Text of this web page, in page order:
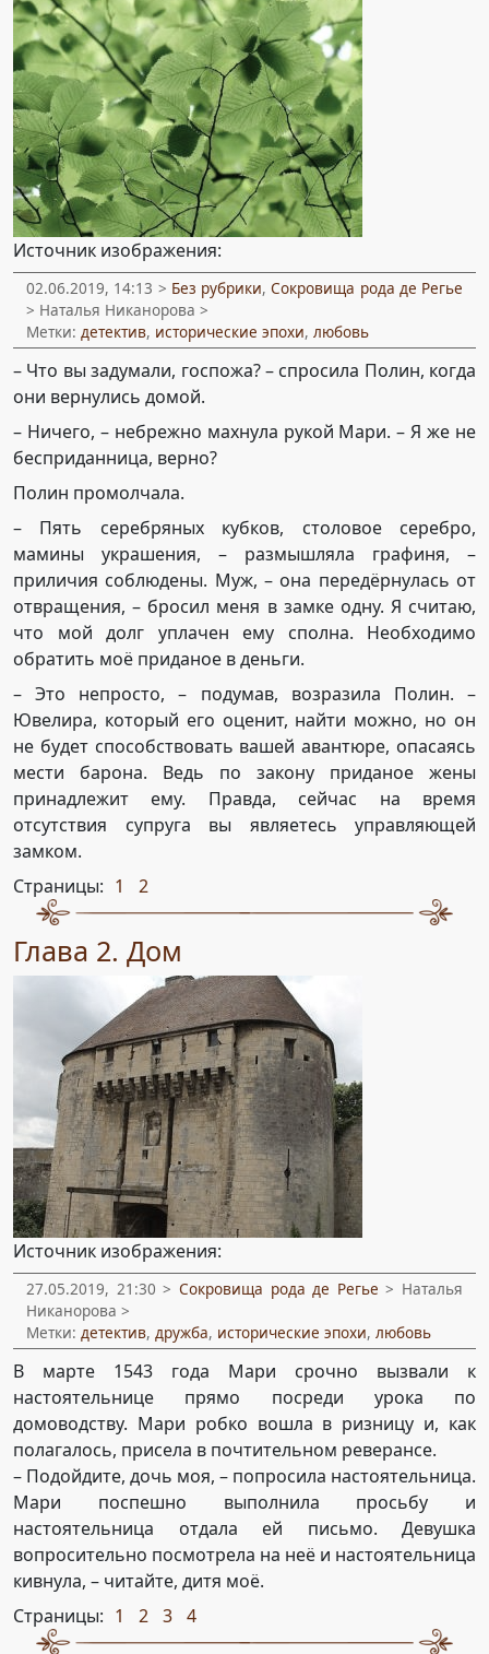
Источник изображения:
02.06.2019, 14:13 > Без рубрики,Сокровища рода де Регье
> Наталья Никанорова >
Метки: детектив, исторические эпохи, любовь
– Что вы задумали, госпожа? – спросила Полин, когда
они вернулись домой.
– Ничего, – небрежно махнула рукой Мари. – Я же не
бесприданница, верно?
Полин промолчала.
– Пять серебряных кубков, столовое серебро,
мамины украшения, – размышляла графиня, –
приличия соблюдены. Муж, – она передёрнулась от
отвращения, – бросил меня в замке одну. Я считаю,
что мой долг уплачен ему сполна. Необходимо
обратить моё приданое в деньги.
– Это непросто, – подумав, возразила Полин. –
Ювелира, который его оценит, найти можно, но он
не будет способствовать вашей авантюре, опасаясь
мести барона. Ведь по закону приданое жены
принадлежит ему. Правда, сейчас на время
отсутствия супруга вы являетесь управляющей
замком.
Страницы: 1 2
Глава 2. Дом
Источник изображения:
27.05.2019, 21:30 > Сокровища рода де Регье > Наталья
Никанорова >
Метки: детектив, дружба, исторические эпохи, любовь
В марте 1543 года Мари срочно вызвали к
настоятельнице прямо посреди урока по
домоводству. Мари робко вошла в ризницу и, как
полагалось, присела в почтительном реверансе.
– Подойдите, дочь моя, – попросила настоятельница.
Мари поспешно выполнила просьбу и
настоятельница отдала ей письмо. Девушка
вопросительно посмотрела на неё и настоятельница
кивнула, – читайте, дитя моё.
Страницы: 1 2 3 4